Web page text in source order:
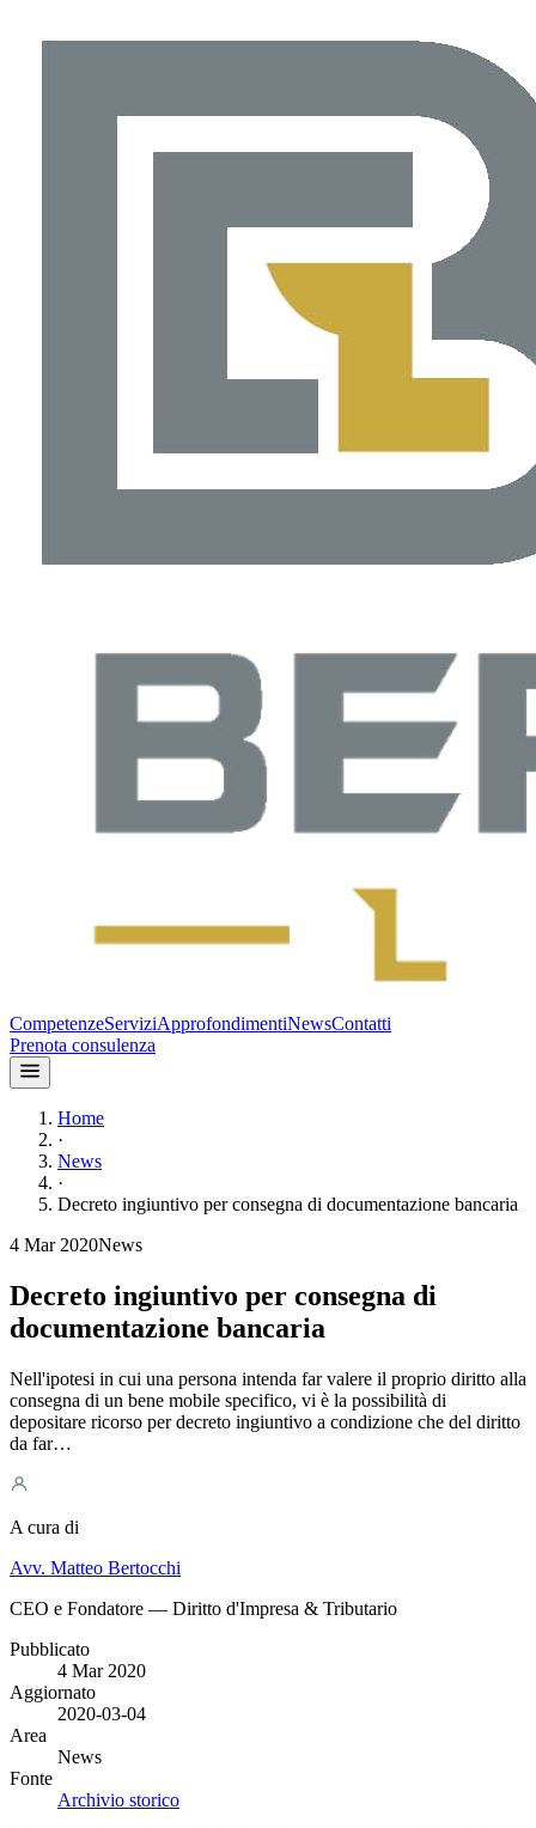
CompetenzeServiziApprofondimentiNewsContatti
Prenota consulenza
Home
·
News
·
Decreto ingiuntivo per consegna di documentazione bancaria
4 Mar 2020News
Decreto ingiuntivo per consegna di
documentazione bancaria
Nell'ipotesi in cui una persona intenda far valere il proprio diritto alla
consegna di un bene mobile specifico, vi è la possibilità di
depositare ricorso per decreto ingiuntivo a condizione che del diritto
da far…
A cura di
Avv. Matteo Bertocchi
CEO e Fondatore — Diritto d'Impresa & Tributario
Pubblicato
4 Mar 2020
Aggiornato
2020-03-04
Area
News
Fonte
Archivio storico